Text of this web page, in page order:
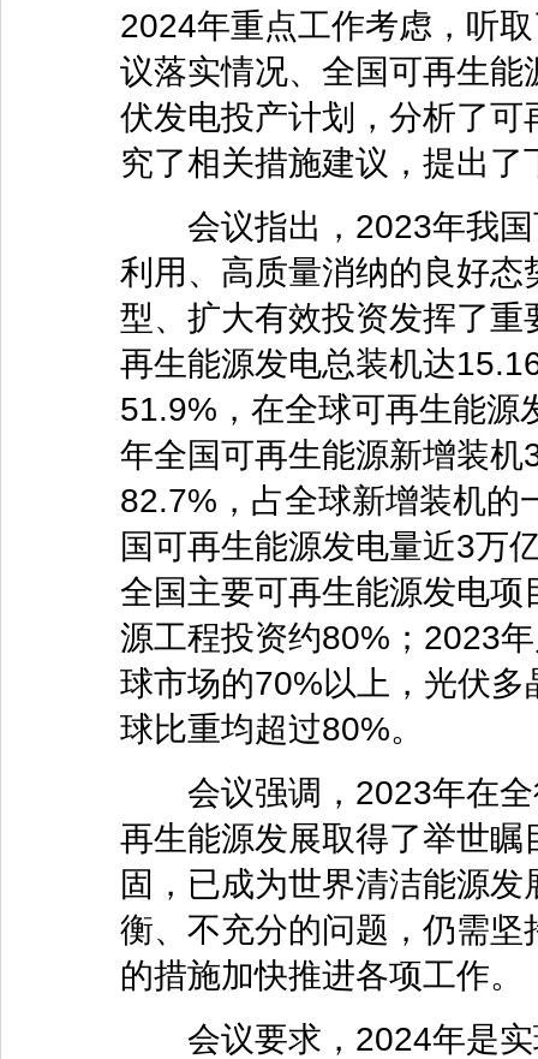
2024年重点工作考虑，听
议落实情况、全国可再生
伏发电投产计划，分析了
究了相关措施建议，提出了
会议指出，2023年我国
利用、高质量消纳的良好
型、扩大有效投资发挥了
再生能源发电总装机达
51.9%，在全球可再生能源
年全国可再生能源新增装
82.7%，占全球新增装机的
国可再生能源发电量近3万
全国主要可再生能源发电
源工程投资约80%；2023
球市场的70%以上，光伏
球比重均超过80%。
会议强调，2023年在全
再生能源发展取得了举世
固，已成为世界清洁能源
衡、不充分的问题，仍需
的措施加快推进各项工作。
会议要求，2024年是实